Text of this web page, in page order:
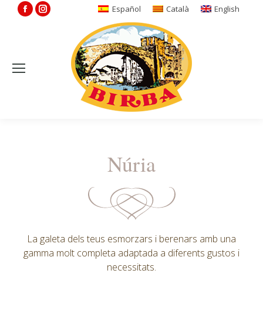
FacebookInstagram
window
Español Català English
Núria
La galeta dels teus esmorzars i berenars amb una
gamma molt completa adaptada a diferents gustos i
necessitats.